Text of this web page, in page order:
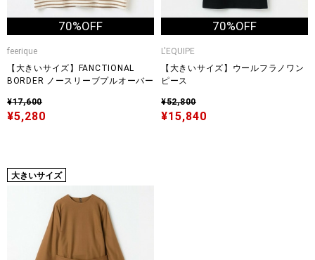
70%OFF
feerique
【大きいサイズ】FANCTIONAL
BORDER ノースリーブプルオーバー
¥17,600
¥5,280
70%OFF
L'EQUIPE
【大きいサイズ】ウールフラノワン
ピース
¥52,800
¥15,840
大きいサイズ